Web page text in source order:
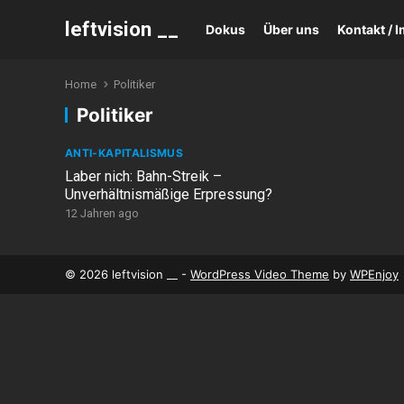
leftvision __ Dokus Über uns Kontakt /
Home Politiker
Politiker
ANTI-KAPITALISMUS
Laber nich: Bahn-Streik –
Unverhältnismäßige Erpressung?
12 Jahren ago
© 2026 leftvision __ - WordPress Video Theme by WPEnjoy